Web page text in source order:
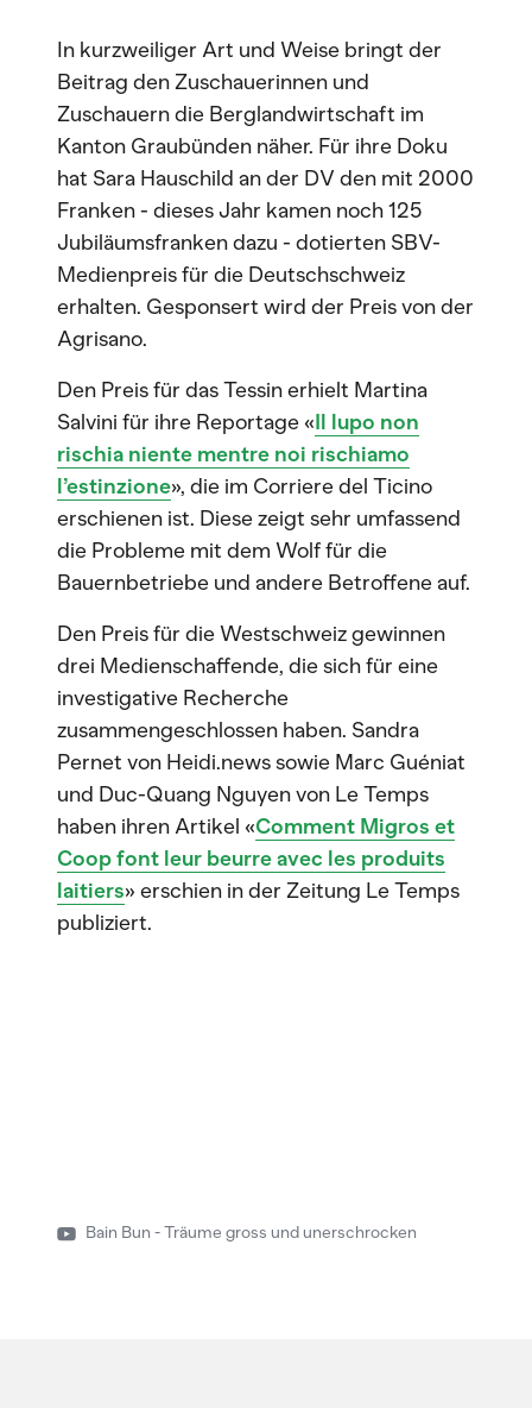
In kurzweiliger Art und Weise bringt der
Beitrag den Zuschauerinnen und
Zuschauern die Berglandwirtschaft im
Kanton Graubünden näher. Für ihre Doku
hat Sara Hauschild an der DV den mit 2000
Franken - dieses Jahr kamen noch 125
Jubiläumsfranken dazu - dotierten SBV-
Medienpreis für die Deutschschweiz
erhalten. Gesponsert wird der Preis von der
Agrisano.
Den Preis für das Tessin erhielt Martina
Salvini für ihre Reportage «Il lupo non
rischia niente mentre noi rischiamo
l’estinzione», die im Corriere del Ticino
erschienen ist. Diese zeigt sehr umfassend
die Probleme mit dem Wolf für die
Bauernbetriebe und andere Betroffene auf.
Den Preis für die Westschweiz gewinnen
drei Medienschaffende, die sich für eine
investigative Recherche
zusammengeschlossen haben. Sandra
Pernet von Heidi.news sowie Marc Guéniat
und Duc-Quang Nguyen von Le Temps
haben ihren Artikel «Comment Migros et
Coop font leur beurre avec les produits
laitiers» erschien in der Zeitung Le Temps
publiziert.
Bain Bun - Träume gross und unerschrocken